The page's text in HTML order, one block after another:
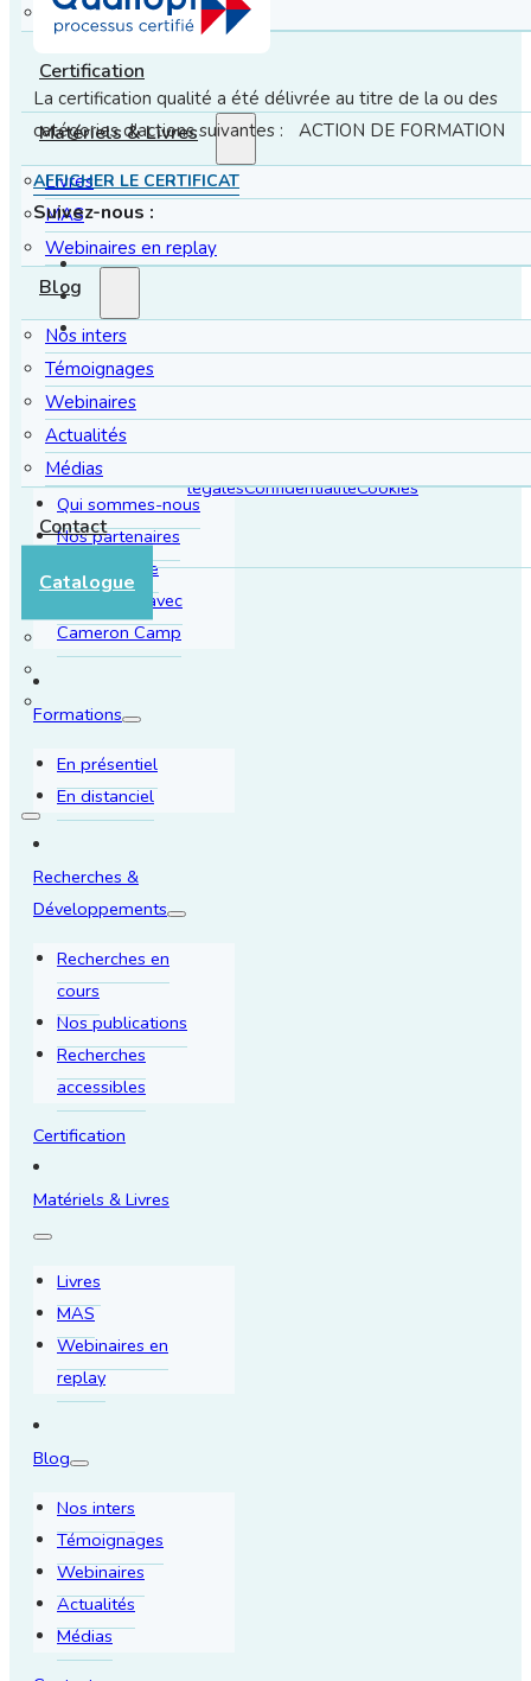
Recherches accessibles
Certification
Matériels & Livres
Livres
MAS
Webinaires en replay
Blog
Nos inters
Témoignages
Webinaires
Actualités
Médias
Contact
Catalogue
La certification qualité a été délivrée au titre de la ou des
catégories d’actions suivantes : ACTION DE FORMATION
AFFICHER LE CERTIFICAT
Suivez-nous :
LIENS UTILES
À propos
Qui sommes-nous
Nos partenaires
Notre équipe
Partenariat avec
Cameron Camp
Formations
En présentiel
En distanciel
Recherches &
Développements
Recherches en
cours
Nos publications
Recherches
accessibles
Certification
Matériels & Livres
Livres
MAS
Webinaires en
replay
Blog
Nos inters
Témoignages
Webinaires
Actualités
Médias
Connexion / InscriptionCGVDemande de
rétractationMentions
légalesConfidentialitéCookies